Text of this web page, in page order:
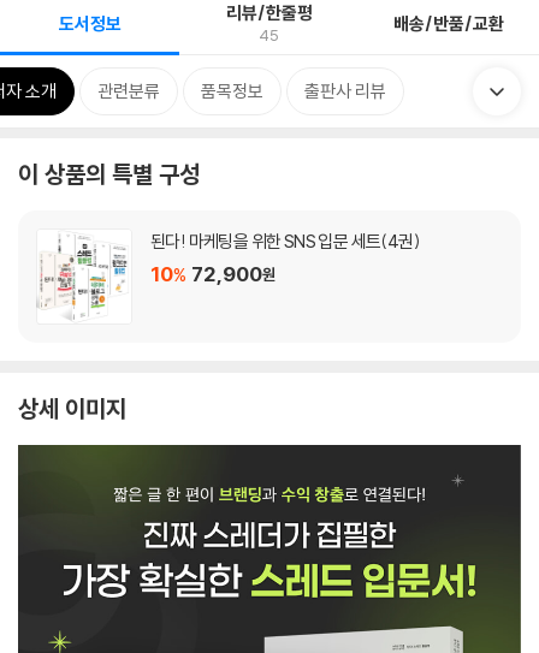
도서정보 리뷰/한줄평
45 배송/반품/교환
자 소개 관련분류 품목정보 출판사 리뷰
이 상품의 특별 구성
된다! 마케팅을 위한 SNS 입문 세트(4권)
10% 72,900원
상세 이미지